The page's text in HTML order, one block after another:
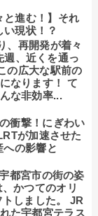
と進む！】それ
現状！？
、再開発が着々
、近くを通っ
の広大な駅前の
なります！ て
な非効率...
衝撃！にぎわい
が加速させた
の影響と
都宮市の街の姿
かつてのオリ
しました。 JR
た宇都宮テラス